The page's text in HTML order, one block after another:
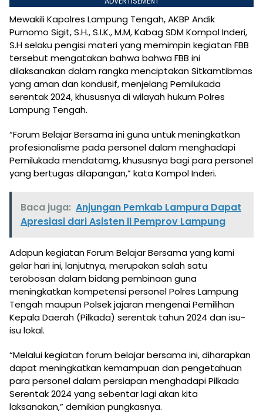
Mewakili Kapolres Lampung Tengah, AKBP Andik
Purnomo Sigit, S.H., S.I.K., M.M, Kabag SDM Kompol Inderi,
S.H selaku pengisi materi yang memimpin kegiatan FBB
tersebut mengatakan bahwa bahwa FBB ini
dilaksanakan dalam rangka menciptakan Sitkamtibmas
yang aman dan kondusif, menjelang Pemilukada
serentak 2024, khususnya di wilayah hukum Polres
Lampung Tengah.
“Forum Belajar Bersama ini guna untuk meningkatkan
profesionalisme pada personel dalam menghadapi
Pemilukada mendatamg, khususnya bagi para personel
yang bertugas dilapangan,” kata Kompol Inderi.
Baca juga: Anjungan Pemkab Lampura Dapat
Apresiasi dari Asisten ll Pemprov Lampung
Adapun kegiatan Forum Belajar Bersama yang kami
gelar hari ini, lanjutnya, merupakan salah satu
terobosan dalam bidang pembinaan guna
meningkatkan kompetensi personel Polres Lampung
Tengah maupun Polsek jajaran mengenai Pemilihan
Kepala Daerah (Pilkada) serentak tahun 2024 dan isu-
isu lokal.
“Melalui kegiatan forum belajar bersama ini, diharapkan
dapat meningkatkan kemampuan dan pengetahuan
para personel dalam persiapan menghadapi Pilkada
Serentak 2024 yang sebentar lagi akan kita
laksanakan,” demikian pungkasnya.